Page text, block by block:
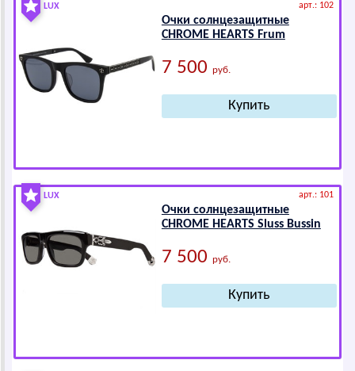
LUX арт.: 102
Очки солнцезащитные
СНRОМЕ НЕАRТS Frum
7 500 руб.
LUX арт.: 101
Очки солнцезащитные
СНRОМЕ НЕАRТS Sluss Bussin
7 500 руб.